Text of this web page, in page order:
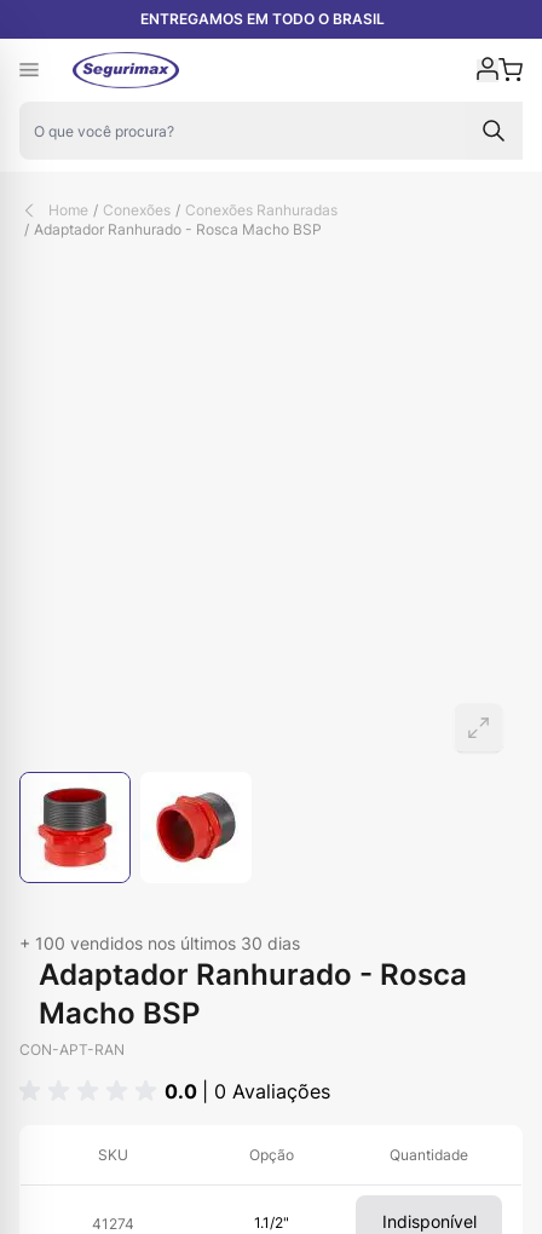
Pular para o conteúdoENTREGAMOS EM TODO O BRASIL
Home / Conexões / Conexões Ranhuradas
/ Adaptador Ranhurado - Rosca Macho BSP
+ 100 vendidos nos últimos 30 dias
Adaptador Ranhurado - Rosca
Macho BSP
CON-APT-RAN
0.0 | 0 Avaliações
SKU Opção Quantidade
41274 1.1/2" Indisponível